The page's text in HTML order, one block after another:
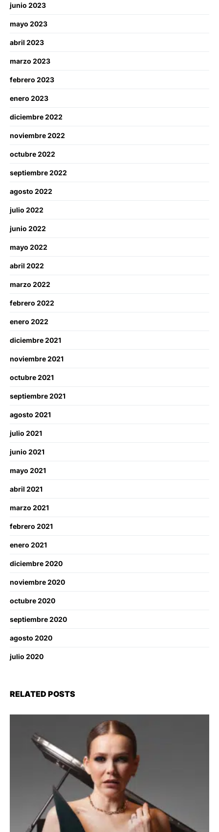
junio 2023
mayo 2023
abril 2023
marzo 2023
febrero 2023
enero 2023
diciembre 2022
noviembre 2022
octubre 2022
septiembre 2022
agosto 2022
julio 2022
junio 2022
mayo 2022
abril 2022
marzo 2022
febrero 2022
enero 2022
diciembre 2021
noviembre 2021
octubre 2021
septiembre 2021
agosto 2021
julio 2021
junio 2021
mayo 2021
abril 2021
marzo 2021
febrero 2021
enero 2021
diciembre 2020
noviembre 2020
octubre 2020
septiembre 2020
agosto 2020
julio 2020
RELATED POSTS